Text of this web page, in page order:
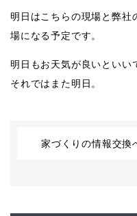
明日はこちらの現場と弊社
場になる予定です。
明日もお天気が良いといい
それではまた明日。
家づくりの情報交換